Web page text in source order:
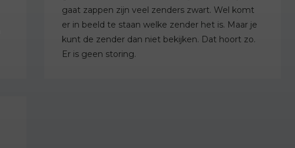
gaat zappen zijn veel zenders zwart. Wel komt
er in beeld te staan welke zender het is. Maar je
kunt de zender dan niet bekijken. Dat hoort zo.
Er is geen storing.